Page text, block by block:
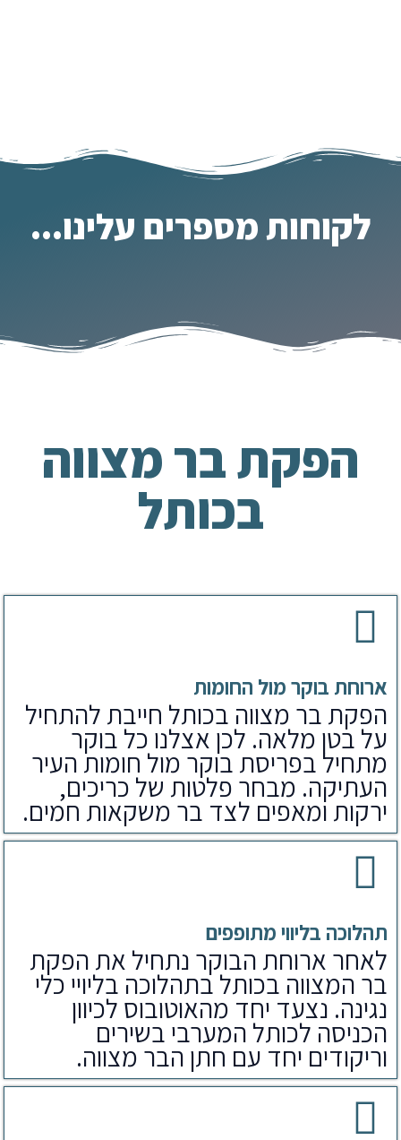
לקוחות מספרים עלינו...
הפקת בר מצווה
בכותל
ארוחת בוקר מול החומות
הפקת בר מצווה בכותל חייבת להתחיל
על בטן מלאה. לכן אצלנו כל בוקר
מתחיל בפריסת בוקר מול חומות העיר
העתיקה. מבחר פלטות של כריכים,
ירקות ומאפים לצד בר משקאות חמים.
תהלוכה בליווי מתופפים
לאחר ארוחת הבוקר נתחיל את הפקת
בר המצווה בכותל בתהלוכה בליויי כלי
נגינה. נצעד יחד מהאוטובוס לכיוון
הכניסה לכותל המערבי בשירים
וריקודים יחד עם חתן הבר מצווה.